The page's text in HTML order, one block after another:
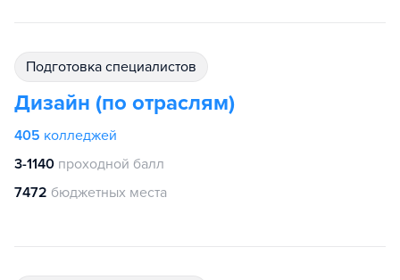
подготовка специалистов
Дизайн (по отраслям)
405 колледжей
3-1140 проходной балл
7472 бюджетных места